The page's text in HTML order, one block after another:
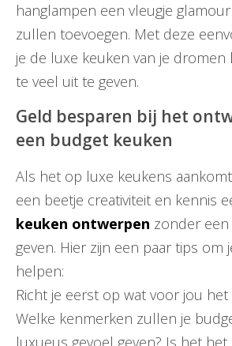
hanglampen een vleugje
zullen toevoegen. Met deze
je de luxe keuken van je dromen
te veel uit te geven.
Geld besparen bij het
een budget keuken
Als het op luxe keukens
een beetje creativiteit en kennis
keuken ontwerpen zonder
geven. Hier zijn een paar tips om
helpen:
Richt je eerst op wat voor jou het
Welke kenmerken zullen je